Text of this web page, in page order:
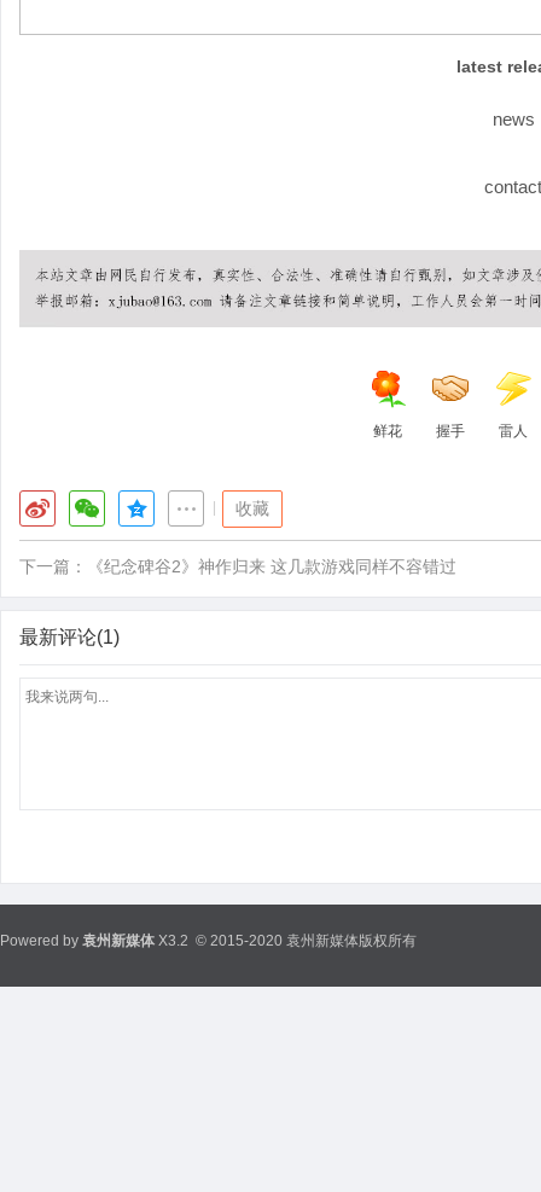
latest
news
contact
鲜花 握手 雷人
收藏
下一篇： 《纪念碑谷2》神作归来 这几款游戏同样不容错过
最新评论(1)
Powered by 袁州新媒体 X3.2 © 2015-2020 袁州新媒体版权所有